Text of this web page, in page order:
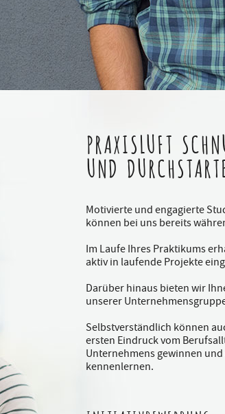
PRAXISLUFT
UND
Motivierte und engagierte
können bei uns bereits
Im Laufe Ihres Praktikums
aktiv in laufende Projekte
Darüber hinaus bieten wir
unserer
Selbstverständlich können
ersten Eindruck vom
Unternehmens gewinnen
kennenlernen.